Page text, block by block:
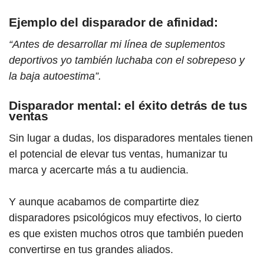
Ejemplo del disparador de afinidad:
“Antes de desarrollar mi línea de suplementos
deportivos yo también luchaba con el sobrepeso y
la baja autoestima”.
Disparador mental: el éxito detrás de tus
ventas
Sin lugar a dudas, los disparadores mentales tienen
el potencial de elevar tus ventas, humanizar tu
marca y acercarte más a tu audiencia.
Y aunque acabamos de compartirte diez
disparadores psicológicos muy efectivos, lo cierto
es que existen muchos otros que también pueden
convertirse en tus grandes aliados.